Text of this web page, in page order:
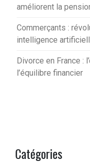
améliorent la
Commerçants :
intelligence
Divorce en France :
l’équilibre financier
Catégories